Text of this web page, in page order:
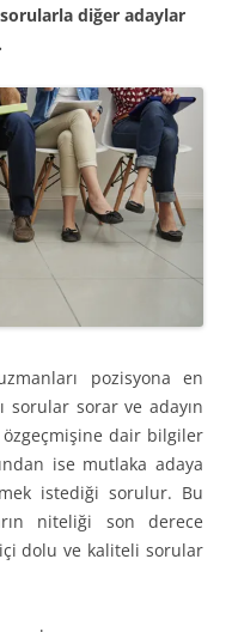
diğer adaylar
pozisyona en
sorular sorar ve adayın
dair bilgiler
ise mutlaka adaya
istediği sorulur. Bu
niteliği son derece
dolu ve kaliteli sorular